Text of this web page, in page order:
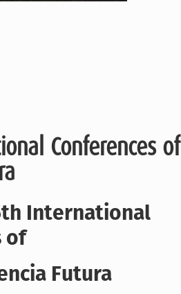
Conferences of
International
of
Futura